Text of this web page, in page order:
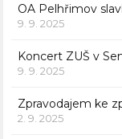
OA Pelhřimov
9. 9. 2025
Koncert ZUŠ v
9. 9. 2025
Zpravodajem ke
2. 9. 2025